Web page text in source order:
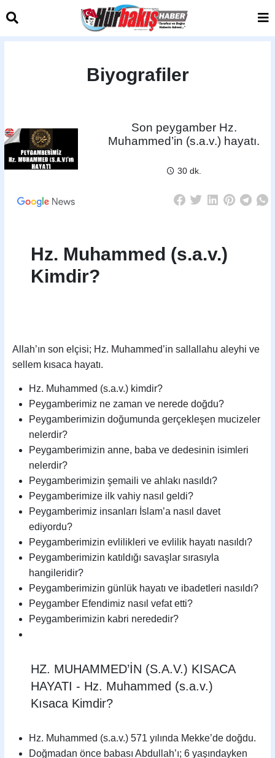
Biyografiler
Son peygamber Hz.
Muhammed’in (s.a.v.) hayatı.
30 dk.
Hz. Muhammed (s.a.v.)
Kimdir?
Allah’ın son elçisi; Hz. Muhammed’in sallallahu aleyhi ve
sellem kısaca hayatı.
Hz. Muhammed (s.a.v.) kimdir?
Peygamberimiz ne zaman ve nerede doğdu?
Peygamberimizin doğumunda gerçekleşen mucizeler
nelerdir?
Peygamberimizin anne, baba ve dedesinin isimleri
nelerdir?
Peygamberimizin şemaili ve ahlakı nasıldı?
Peygamberimize ilk vahiy nasıl geldi?
Peygamberimiz insanları İslam’a nasıl davet
ediyordu?
Peygamberimizin evlilikleri ve evlilik hayatı nasıldı?
Peygamberimizin katıldığı savaşlar sırasıyla
hangileridir?
Peygamberimizin günlük hayatı ve ibadetleri nasıldı?
Peygamber Efendimiz nasıl vefat etti?
Peygamberimizin kabri nerededir?
HZ. MUHAMMED’İN (S.A.V.) KISACA
HAYATI - Hz. Muhammed (s.a.v.)
Kısaca Kimdir?
Hz. Muhammed (s.a.v.) 571 yılında Mekke’de doğdu.
Doğmadan önce babası Abdullah’ı; 6 yaşındayken